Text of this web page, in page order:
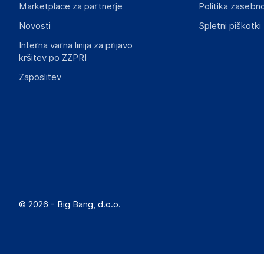
Slike o varnosti izdelka vsebujejo opozorila na embalaži
Marketplace za partnerje
Novosti
Interna varna linija za prijavo
kršitev po ZZPRI
Zaposlitev
Politika
Spletni piškotki
© 2026 - Big Bang, d.o.o.